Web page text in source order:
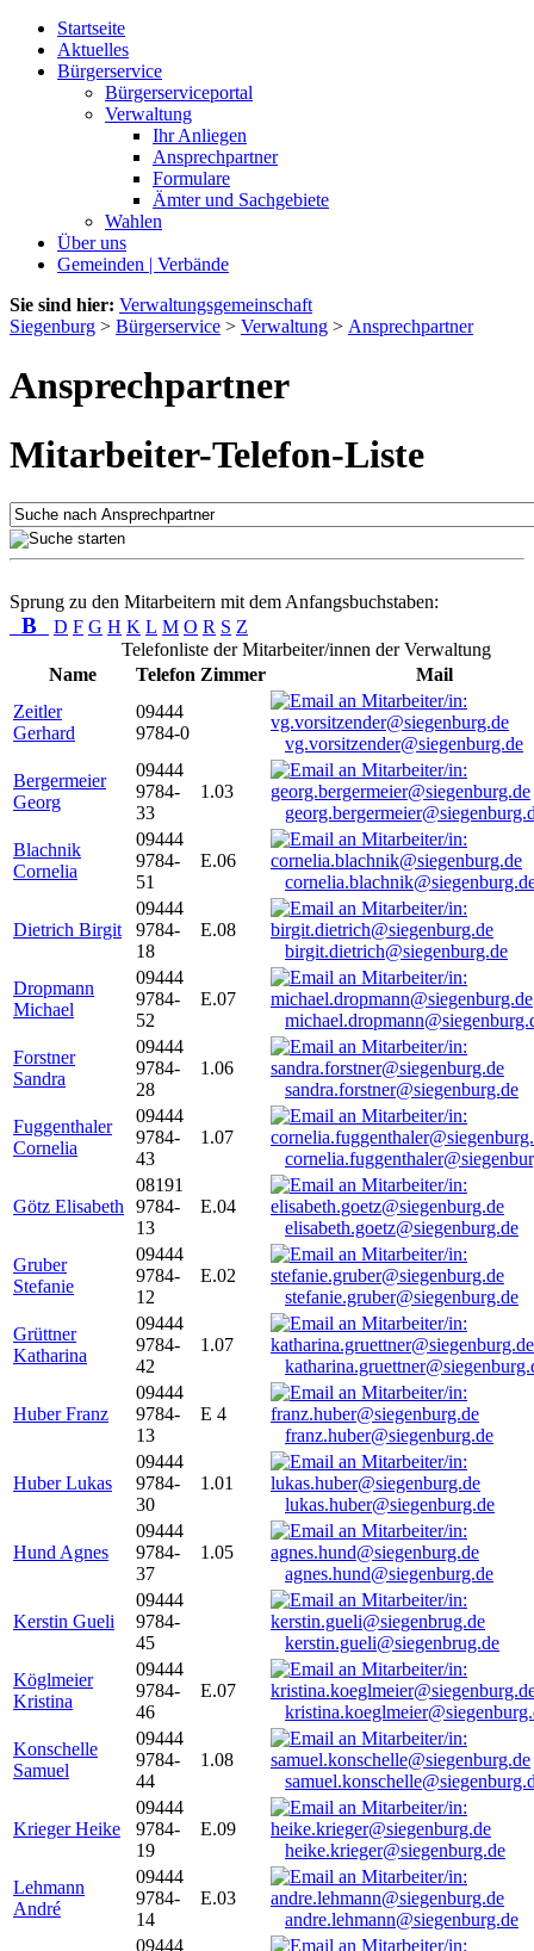
Startseite
Aktuelles
Bürgerservice
Bürgerserviceportal
Verwaltung
Ihr Anliegen
Ansprechpartner
Formulare
Ämter und Sachgebiete
Wahlen
Über uns
Gemeinden | Verbände
Sie sind hier: Verwaltungsgemeinschaft
Siegenburg > Bürgerservice > Verwaltung > Ansprechpartner
Ansprechpartner
Mitarbeiter-Telefon-Liste
Sprung zu den Mitarbeitern mit dem Anfangsbuchstaben:
B D F G H K L M O R S Z
Telefonliste der Mitarbeiter/innen der Verwaltung
Name
Telefon Zimmer
Mail
Zeitler
Gerhard
09444
9784-0
vg.vorsitzender@siegenburg.de
Bergermeier
Georg
09444
9784-
33
1.03
Blachnik
Cornelia
09444
9784-
51
E.06
Dietrich Birgit
09444
9784-
18
E.08
birgit.dietrich@siegenburg.de
Dropmann
Michael
09444
9784-
52
E.07
Forstner
Sandra
09444
9784-
28
1.06
sandra.forstner@siegenburg.de
Fuggenthaler
Cornelia
09444
9784-
43
1.07
Götz Elisabeth
08191
9784-
13
E.04
elisabeth.goetz@siegenburg.de
Gruber
Stefanie
09444
9784-
12
E.02
stefanie.gruber@siegenburg.de
Grüttner
Katharina
09444
9784-
42
1.07
Huber Franz
09444
9784-
13
E 4
franz.huber@siegenburg.de
Huber Lukas
09444
9784-
30
1.01
lukas.huber@siegenburg.de
Hund Agnes
09444
9784-
37
1.05
agnes.hund@siegenburg.de
Kerstin Gueli
09444
9784-
45
kerstin.gueli@siegenbrug.de
Köglmeier
Kristina
09444
9784-
46
E.07
Konschelle
Samuel
09444
9784-
44
1.08
Krieger Heike
09444
9784-
19
E.09
heike.krieger@siegenburg.de
Lehmann
André
09444
9784-
14
E.03
andre.lehmann@siegenburg.de
09444